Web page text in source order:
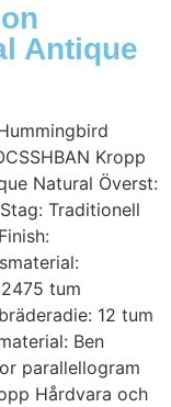
Antique
Kropp
Natural Överst:
Traditionell
tum
12 tum
Ben
parallellogram
Hårdvara och